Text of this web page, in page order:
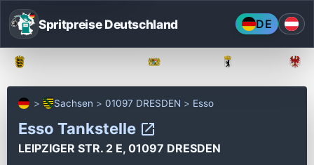
Spritpreise Deutschland DE
Sachsen 01097 DRESDEN Esso
Esso Tankstelle
LEIPZIGER STR. 2 E, 01097 DRESDEN